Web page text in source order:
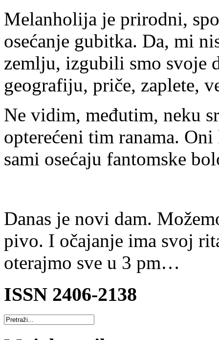
Melanholija je prirodni,
osećanje gubitka. Da, mi
zemlju, izgubili smo svoje
geografiju, priče, zaplete,
Ne vidim, međutim, neku
opterećeni tim ranama.
sami osećaju fantomske
Danas je novi dam.
pivo. I očajanje ima svoj
oterajmo sve u 3 pm…
ISSN 2406-2138